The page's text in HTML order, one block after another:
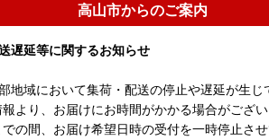
高山市からのご案内
遅延等に関するお知らせ
地域において集荷・配送の停止や遅延が生じ
より、お届けにお時間がかかる場合がござい
の間、お届け希望日時の受付を一時停止させ